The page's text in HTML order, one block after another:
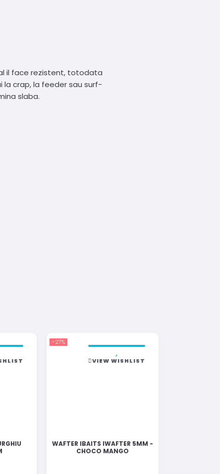
il face rezistent, totodata
la crap, la feeder sau surf-
slaba.
VIEW WISHLIST
-27%
WAFTER IBAITS IWAFTER 5MM -
CHOCO MANGO